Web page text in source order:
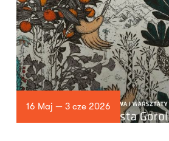
16 Maj — 3 cze 2026